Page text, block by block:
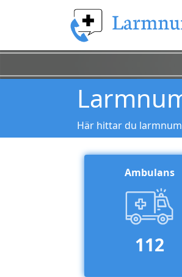
Här hittar du
Ambulans
112